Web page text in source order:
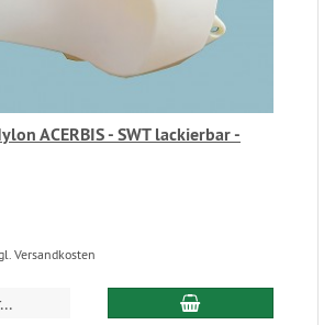
ACERBIS - SWT lackierbar -
Versandkosten